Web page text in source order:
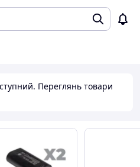
Переглянь товари